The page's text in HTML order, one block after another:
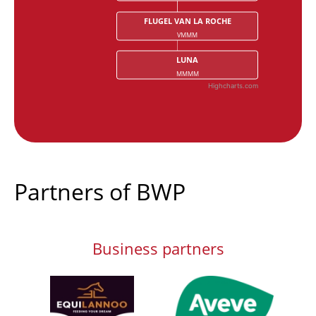
FLUGEL VAN LA ROCHE
VMMM
LUNA
MMMM
Highcharts.com
Partners of BWP
Business partners
Afbeelding Afbeelding